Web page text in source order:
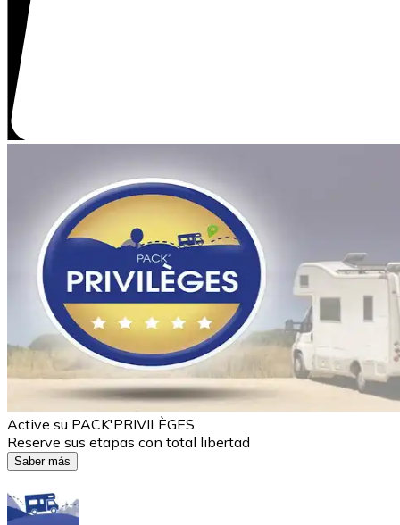
Active su PACK'PRIVILÈGES
Reserve sus etapas con total libertad
Saber más